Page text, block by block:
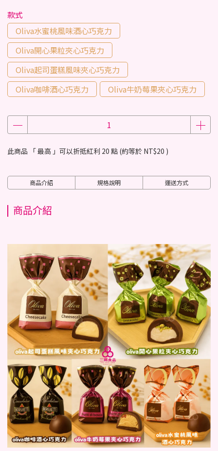
款式
Oliva水蜜桃風味酒心巧克力
Oliva開心果粒夾心巧克力
Oliva起司蛋糕風味夾心巧克力
Oliva咖啡酒心巧克力
Oliva牛奶莓果夾心巧克力
此商品 「 最高 」可以折抵紅利 20 點 (約等於 NT$20 )
商品介紹 規格說明 運送方式
商品介紹